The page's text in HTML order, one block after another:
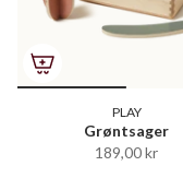
PLAY
Grøntsager
189,00 kr